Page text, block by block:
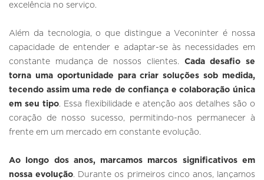
excelência no serviço.
Além da tecnologia, o que distingue a Veconinter é nossa
capacidade de entender e adaptar-se às necessidades em
constante mudança de nossos clientes. Cada desafio se
torna uma oportunidade para criar soluções sob medida,
tecendo assim uma rede de confiança e colaboração única
em seu tipo. Essa flexibilidade e atenção aos detalhes são o
coração de nosso sucesso, permitindo-nos permanecer à
frente em um mercado em constante evolução.
Ao longo dos anos, marcamos marcos significativos em
nossa evolução. Durante os primeiros cinco anos, lançamos